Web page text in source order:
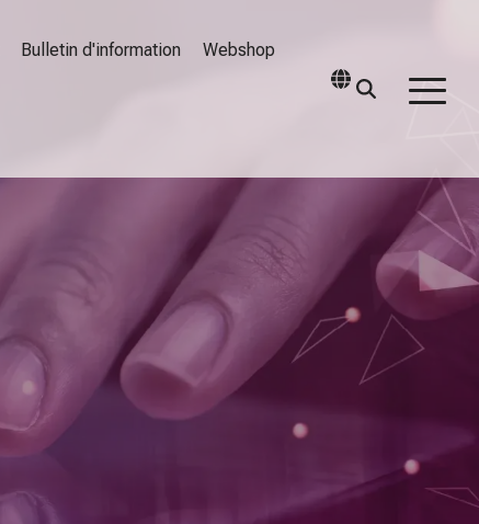
Bulletin d'information Webshop